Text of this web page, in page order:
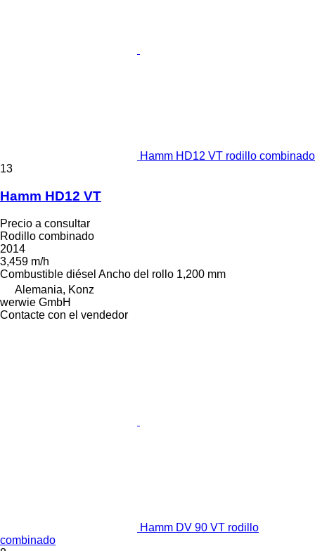
Hamm HD12 VT rodillo combinado
13
Hamm HD12 VT
Precio a consultar
Rodillo combinado
2014
3,459 m/h
Combustible diésel Ancho del rollo 1,200 mm
Alemania, Konz
werwie GmbH
Contacte con el vendedor
Hamm DV 90 VT rodillo
combinado